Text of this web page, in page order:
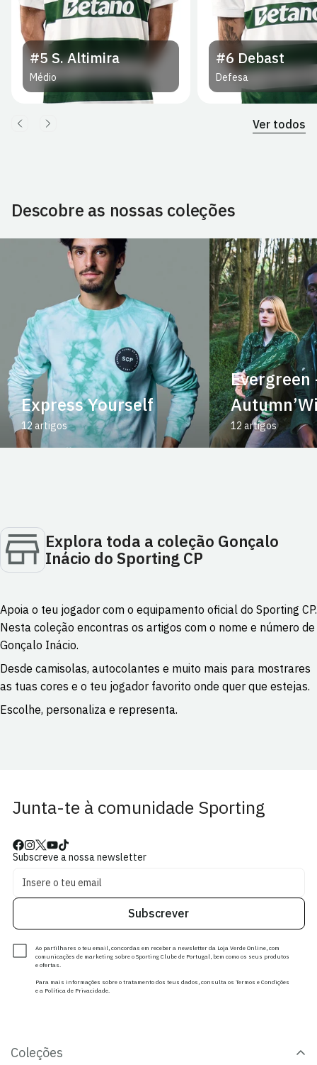
#5S. Altimira
Médio
#6 Debast
Defesa
Ver todos
Descobre as nossas coleções
Express Yourself
12 artigos
Evergreen
12 artigos
Explora toda a coleção Gonçalo
Inácio do Sporting CP
Apoia o teu jogador com o equipamento oficial do Sporting CP.
Nesta coleção encontras os artigos com o nome e número de
Gonçalo Inácio.
Desde camisolas, autocolantes e muito mais para mostrares
as tuas cores e o teu jogador favorito onde quer que estejas.
Escolhe, personaliza e representa.
Junta-te à comunidade Sporting
Subscreve a nossa newsletter
Subscrever
Ao partilhares o teu email, concordas em receber a newsletter da Loja Verde Online, com
comunicações de marketing sobre o Sporting Clube de Portugal, bem como os seus produtos
e ofertas.
Para mais informações sobre o tratamento dos teus dados, consulta os Termos e Condições
e a Política de Privacidade.
Coleções